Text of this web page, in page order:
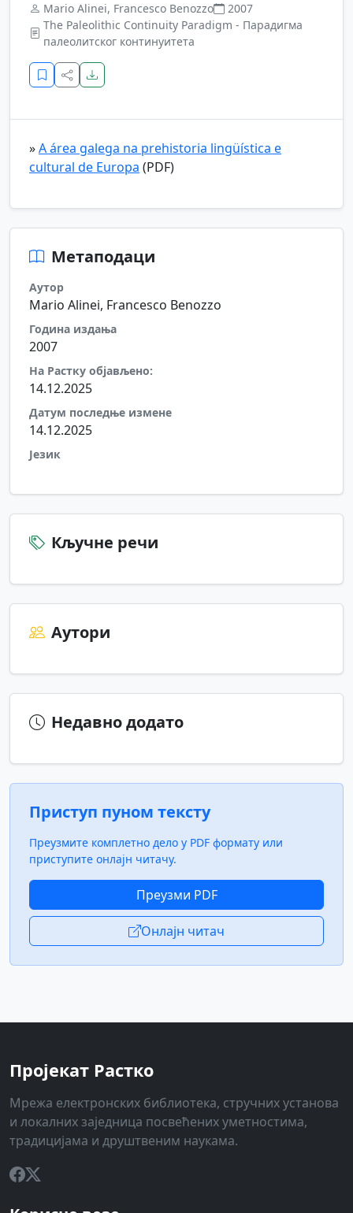
Mario Alinei, Francesco Benozzo
2007
The Paleolithic Continuity Paradigm - Парадигма
палеолитског континуитета
»A área galega na prehistoria lingüística e
cultural de Europa (PDF)
Метаподаци
Аутор
Mario Alinei, Francesco Benozzo
Година издања
2007
На Растку објављено:
14.12.2025
Датум последње измене
14.12.2025
Језик
Кључне речи
Аутори
Недавно додато
Приступ пуном тексту
Преузмите комплетно дело у PDF формату или
приступите онлајн читачу.
Преузми PDF
Онлајн читач
Пројекат Растко
Мрежа електронских библиотека, стручних установа
и локалних заједница посвећених уметностима,
традицијама и друштвеним наукама.